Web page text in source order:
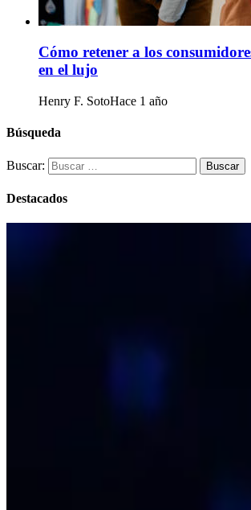
Cómo retener a los
en el lujo
Henry F. SotoHace 1 año
Búsqueda
Buscar:
Destacados